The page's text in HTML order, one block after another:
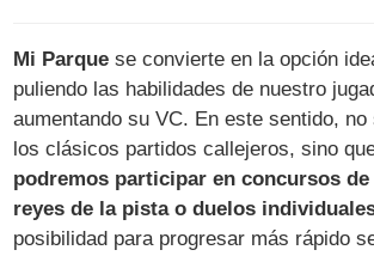
Mi Parque se convierte en la opción
puliendo las habilidades de nuestro
aumentando su VC. En este sentido, no
los clásicos partidos callejeros, sino
podremos participar en concursos
reyes de la pista o duelos
posibilidad para progresar más rápido